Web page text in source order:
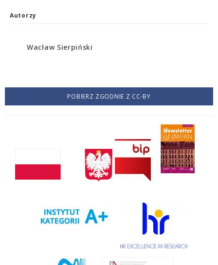
Autorzy
Wacław Sierpiński
POBIERZ ZGODNIE Z CC-BY